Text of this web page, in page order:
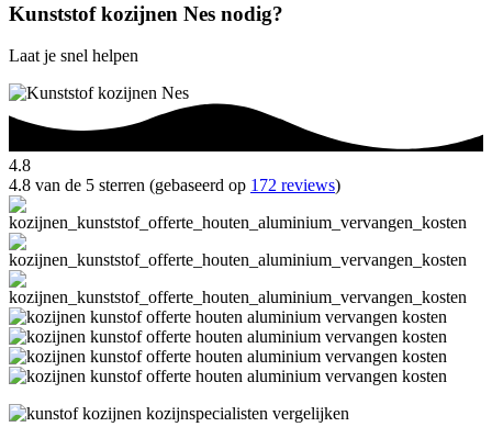
Kunststof kozijnen Nes nodig?
Laat je snel helpen
4.8
4.8 van de 5 sterren (gebaseerd op 172 reviews)